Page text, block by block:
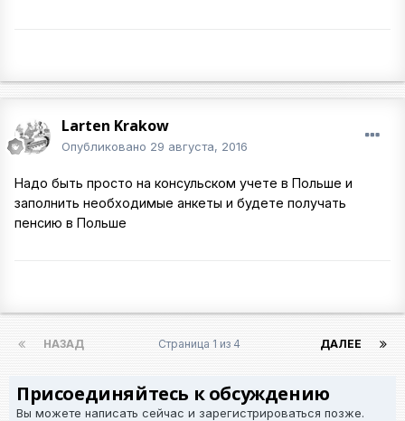
Larten Krakow
Опубликовано 29 августа, 2016
Надо быть просто на консульском учете в Польше и
заполнить необходимые анкеты и будете получать
пенсию в Польше
НАЗАД ДАЛЕЕ
Страница 1 из 4
Присоединяйтесь к обсуждению
Вы можете написать сейчас и зарегистрироваться позже.